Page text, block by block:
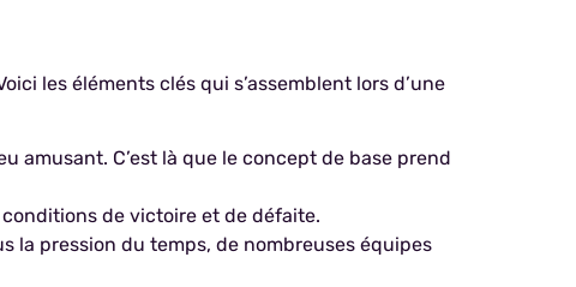
les éléments clés qui s’assemblent lors d’une
amusant. C’est là que le concept de base prend
de victoire et de défaite.
la pression du temps, de nombreuses équipes